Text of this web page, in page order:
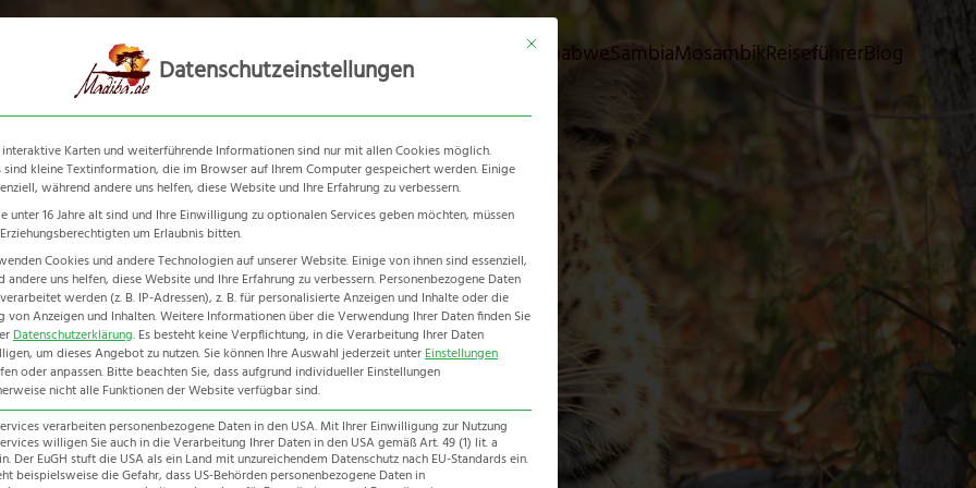
Südafrika SimbabweSambiaMosambikReiseführerBlog
Rainbow Route
Home-Erlebnisreise-Rainbow Route
Mit diesem Button wird der Dialog geschlossen. Seine Funktionalität ist
Datenschutzeinstellungen
Karten und weiterführende Informationen sind nur mit allen Cookies möglich.
sind kleine Textinformation, die im Browser auf Ihrem Computer gespeichert werden. Einige
während andere uns helfen, diese Website und Ihre Erfahrung zu verbessern.
unter 16 Jahre alt sind und Ihre Einwilligung zu optionalen Services geben möchten, müssen
um Erlaubnis bitten.
Cookies und andere Technologien auf unserer Website. Einige von ihnen sind essenziell,
andere uns helfen, diese Website und Ihre Erfahrung zu verbessern. Personenbezogene Daten
werden (z. B. IP-Adressen), z. B. für personalisierte Anzeigen und Inhalte oder die
von Anzeigen und Inhalten.Weitere Informationen über die Verwendung Ihrer Daten finden Sie
Datenschutzerklärung. Es besteht keine Verpflichtung, in die Verarbeitung Ihrer Daten
um dieses Angebot zu nutzen. Sie können Ihre Auswahl jederzeit unterEinstellungen
oder anpassen. Bitte beachten Sie, dass aufgrund individueller Einstellungen
nicht alle Funktionen der Website verfügbar sind.
verarbeiten personenbezogene Daten in den USA. Mit Ihrer Einwilligung zur Nutzung
willigen Sie auch in die Verarbeitung Ihrer Daten in den USA gemäß Art. 49 (1) lit. a
Der EuGH stuft die USA als ein Land mit unzureichendem Datenschutz nach EU-Standards ein.
beispielsweise die Gefahr, dass US-Behörden personenbezogene Daten in